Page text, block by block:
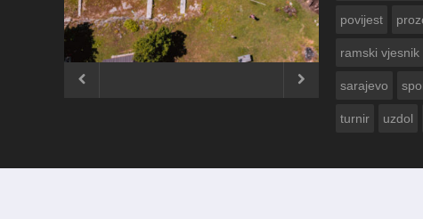
ČESTITKA RAMSKOG VJESNIKA ZA
USKRS 2023. GODINE
 
povijest
ramski vjesnik
sarajevo
turnir uzdol